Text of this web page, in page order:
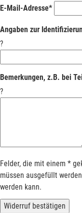
E-Mail-Adresse*
Angaben zur
?
Bemerkungen, z.B. bei
?
Felder, die mit einem *
müssen ausgefüllt
werden kann.
Widerruf bestätigen